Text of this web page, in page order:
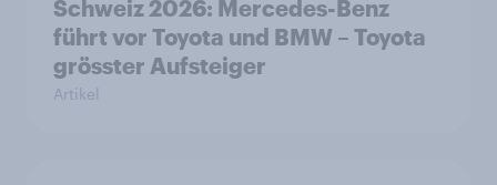
Schweiz 2026: Mercedes-Benz
führt vor Toyota und BMW – Toyota
grösster Aufsteiger
Artikel